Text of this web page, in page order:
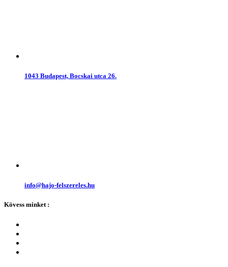
1043 Budapest, Bocskai utca 26.
info@hajo-felszereles.hu
Kövess minket :